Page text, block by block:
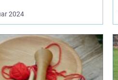
2024